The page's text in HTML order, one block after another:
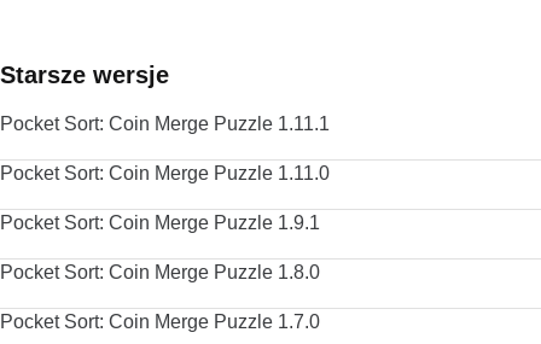
Starsze wersje
Pocket Sort: Coin Merge Puzzle 1.11.1
Pocket Sort: Coin Merge Puzzle 1.11.0
Pocket Sort: Coin Merge Puzzle 1.9.1
Pocket Sort: Coin Merge Puzzle 1.8.0
Pocket Sort: Coin Merge Puzzle 1.7.0